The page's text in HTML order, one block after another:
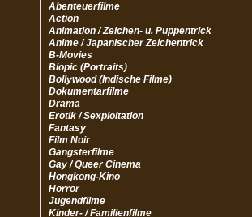
Abenteuerfilme
Action
Animation / Zeichen- u. Puppentrick
Anime / Japanischer Zeichentrick
B-Movies
Biopic (Portraits)
Bollywood (Indische Filme)
Dokumentarfilme
Drama
Erotik / Sexploitation
Fantasy
Film Noir
Gangsterfilme
Gay / Queer Cinema
Hongkong-Kino
Horror
Jugendfilme
Kinder- / Familienfilme